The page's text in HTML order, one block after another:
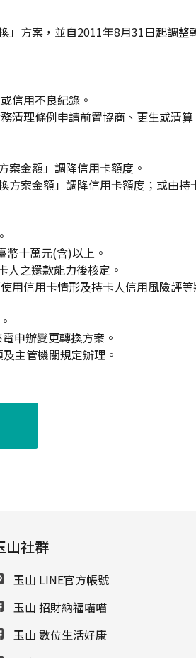
」方案，並自2011年8月31日起調整
信用不良紀錄。
理條例申請前置協商、更生或清算
金額」調降信用卡額度。
案金額」調降信用卡額度；或由持
十萬元(含)以上。
之還款能力後核定。
信用卡情形及持卡人信用風險評等
申辦變更轉換方案。
主管機關規定辦理。
山社群
玉山 LINE官方帳號
玉山 招財納福喵喵
玉山 數位生活好康